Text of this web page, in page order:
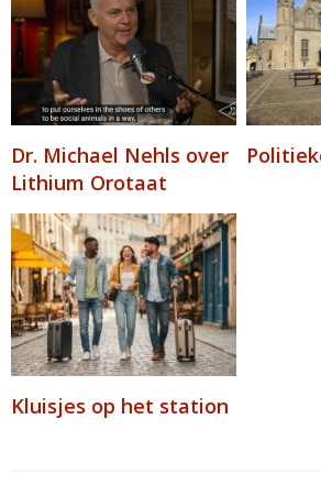
Dr. Michael Nehls over
Lithium Orotaat
Kluisjes op het station